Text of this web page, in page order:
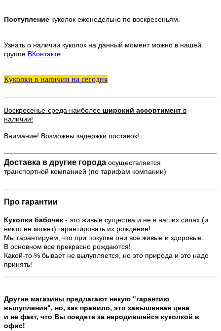
Поступление куколок еженедельно по воскресеньям.
Узнать о наличии куколок на данный момент можно в нашей
группе ВКонтакте
Куколки в наличии на сегодня
Воскресенье-среда наиболее широкий ассортимент в
наличии!
Внимание! Возможны задержки поставок!
Доставка в другие города осуществляется
транспортной компанией (по тарифам компании)
Про гарантии
Куколки бабочек - это живые существа и не в наших силах (и
никто не может) гарантировать их рождение!
Мы гарантируем, что при покупке они все живые и здоровые.
В основном все прекрасно рождаются!
Какой-то % бывает не вылупляется, но это природа и это надо
принять!
Другие магазины предлагают некую "гарантию
вылупления", но, как правило, это завышенная цена
и не факт, что Вы поедете за неродившейся куколкой в
офис!